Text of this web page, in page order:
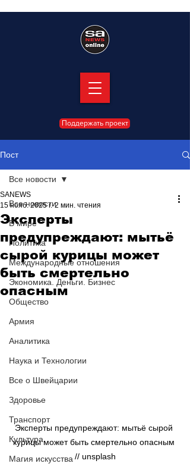
Поддержать проект
Пост
Все новости
В мире
Политика
Международные отношения
Экономика. Деньги. Бизнес
Общество
Армия
Аналитика
Наука и Технологии
Все о Швейцарии
Здоровье
Транспорт
Культура
Магия искусства
Все новости
Эксперты
предупреждают: мытьё
сырой курицы может
быть смертельно
опасным
SANEWS
15 нояб. 2025 г. 2 мин. чтения
Эксперты предупреждают: мытьё сырой
курицы может быть смертельно опасным
// unsplash